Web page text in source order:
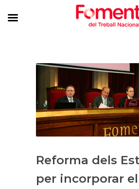
Reforma dels
per incorporar